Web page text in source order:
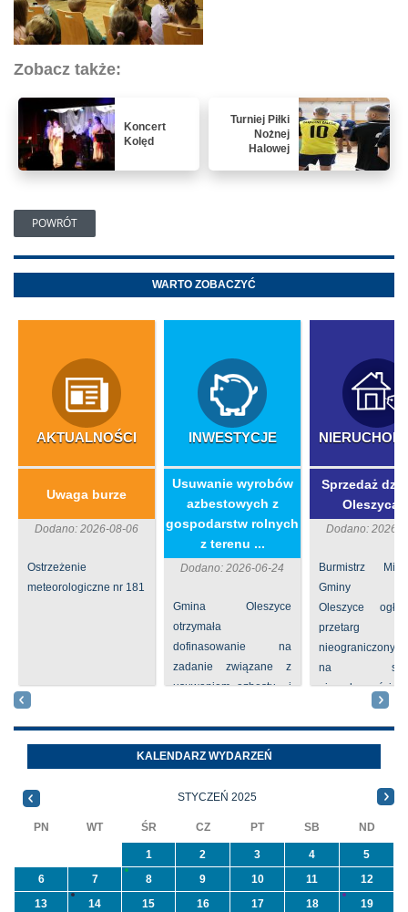
Zobacz także:
Koncert
Kolęd
Turniej Piłki
Nożnej
Halowej
POWRÓT
WARTO ZOBACZYĆ
AKTUALNOŚCI
Uwaga burze
Dodano: 2026-08-06
Ostrzeżenie
meteorologiczne nr 181
INWESTYCJE
​Usuwanie wyrobów
azbestowych z
gospodarstw rolnych
z terenu ...
Dodano: 2026-06-24
Gmina Oleszyce
otrzymała
dofinasowanie na
zadanie związane z
usuwaniem azbestu i
azbest w ramach
programu
priorytetowego
NFOŚiGW pn.
Sprzedaż
Dodano: 2026-
Burmistrz
Gminy
Oleszyce
przetarg
nieograniczony
na
nieruchomości nr
Oleszycach
Orzeszkowej.
informacji ...
KALENDARZ WYDARZEŃ
STYCZEŃ 2025
PN WT ŚR CZ PT SB ND
1 2 3 4
5
6
7 8 9 10 11
12
13
14 15 16 17 18
19